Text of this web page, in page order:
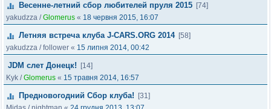
Весенне-летний сбор любителей пруля 2015 [74]
yakudzza /Glomerus « 18 червня 2015, 16:07
Летняя встреча клуба J-CARS.ORG 2014 [58]
yakudzza /follower « 15 липня 2014, 00:42
JDM слет Донецк!
[14]
Kyk /Glomerus « 15 травня 2014, 16:57
Предновогодний Сбор клуба!
[31]